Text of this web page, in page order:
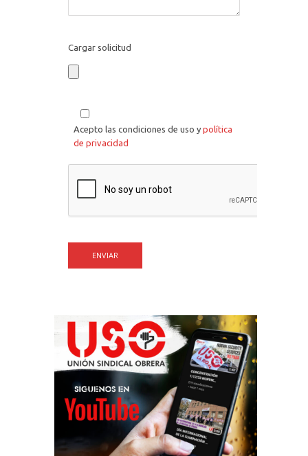
Cargar solicitud
Acepto las condiciones de uso ypolítica
de privacidad